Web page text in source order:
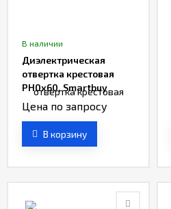
В наличии
Диэлектрическая
отвертка крестовая
PH0x60, Smartbuy
Цена по запросу
В корзину